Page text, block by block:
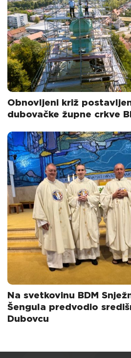
Obnovljeni križ
dubovačke župne crkve
Na svetkovinu BDM
Šengula predvodio
Dubovcu